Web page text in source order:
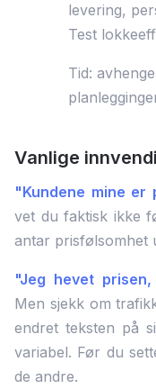
levering,
Test
Tid:
Vanlige
"Kundene mine er
vet du faktisk ikke
antar prisfølsomhet
"Jeg hevet
Men sjekk om
endret teksten på
variabel. Før du
de andre.